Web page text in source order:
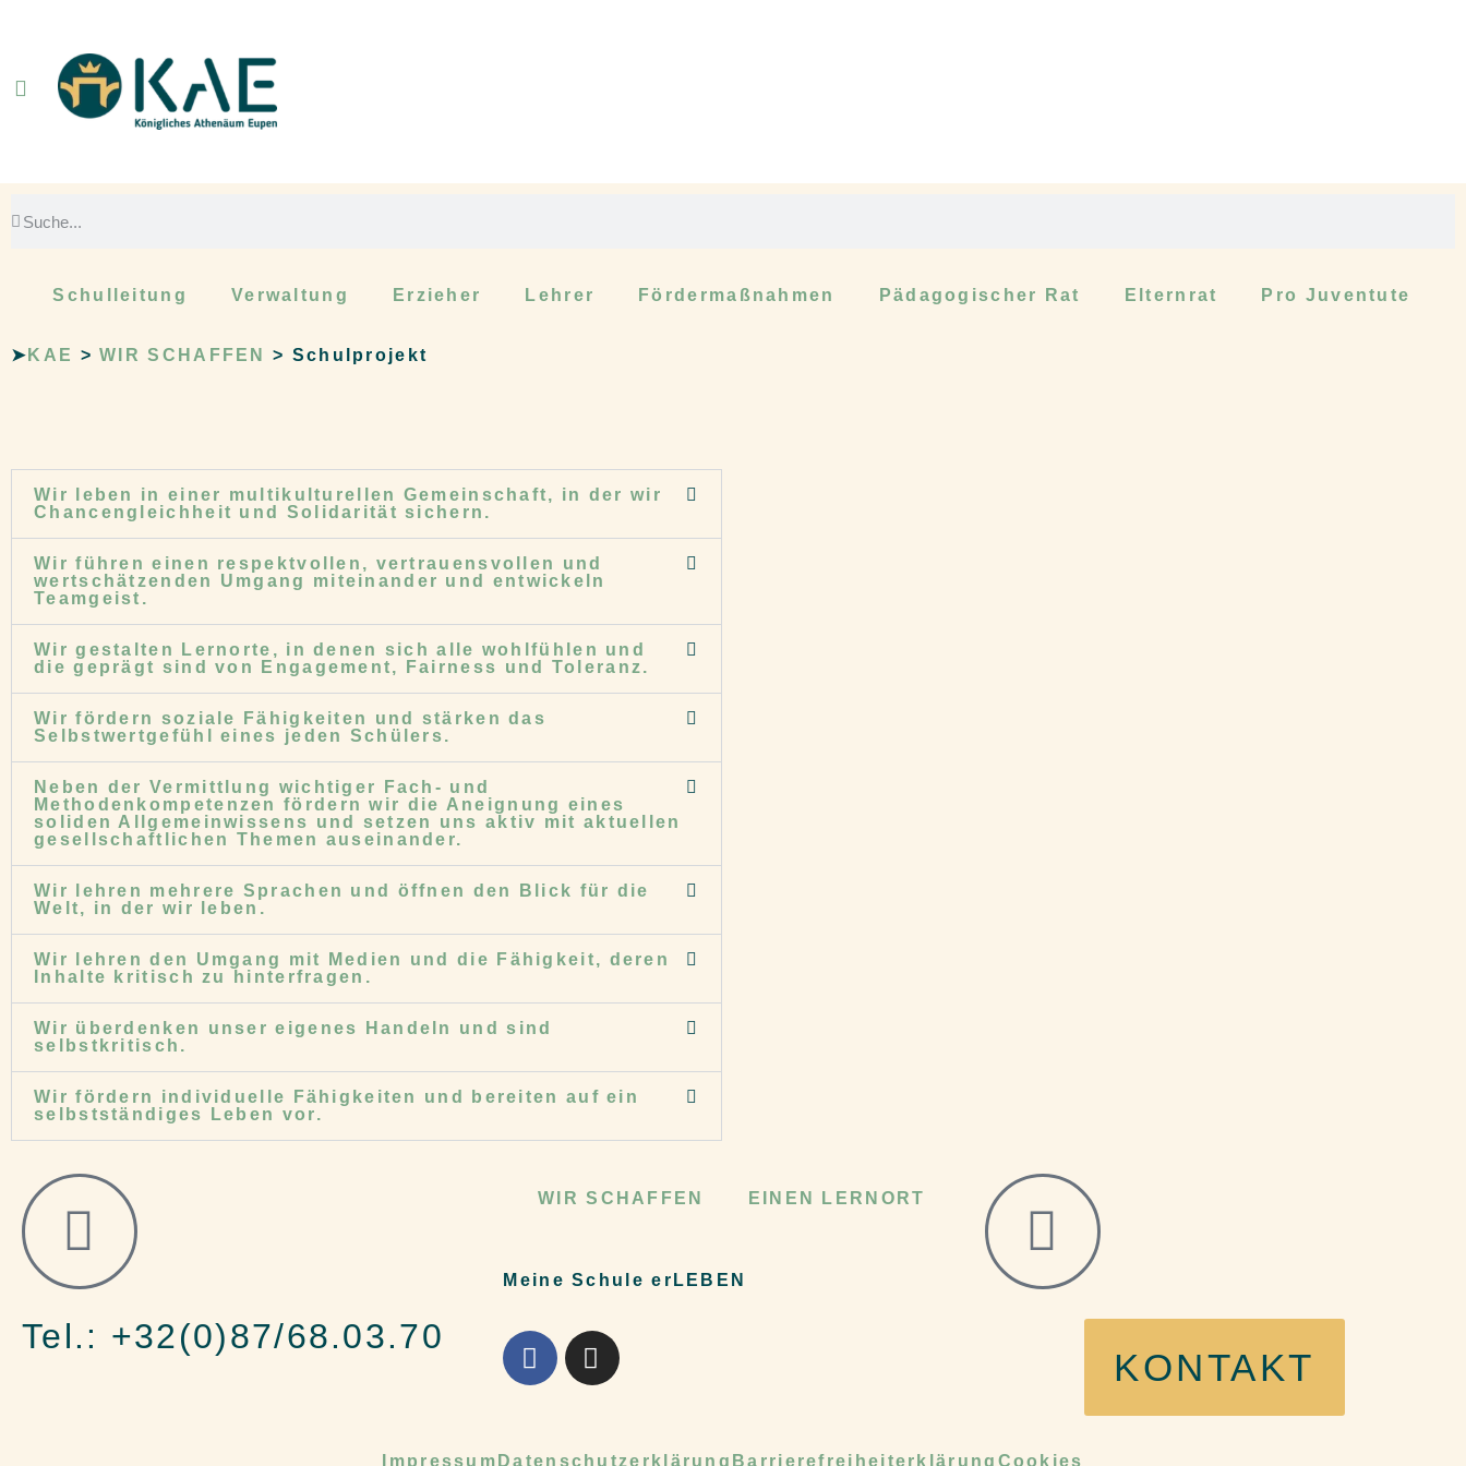
Schulleitung Verwaltung Erzieher Lehrer Fördermaßnahmen Pädagogischer Rat Elternrat Pro Juventute
➤ KAE >WIR SCHAFFEN > Schulprojekt
Wir leben in einer multikulturellen Gemeinschaft, in der wir
Chancengleichheit und Solidarität sichern.
Wir führen einen respektvollen, vertrauensvollen und
wertschätzenden Umgang miteinander und entwickeln
Teamgeist.
Wir gestalten Lernorte, in denen sich alle wohlfühlen und
die geprägt sind von Engagement, Fairness und Toleranz.
Wir fördern soziale Fähigkeiten und stärken das
Selbstwertgefühl eines jeden Schülers.
Neben der Vermittlung wichtiger Fach- und
Methodenkompetenzen fördern wir die Aneignung eines
soliden Allgemeinwissens und setzen uns aktiv mit aktuellen
gesellschaftlichen Themen auseinander.
Wir lehren mehrere Sprachen und öffnen den Blick für die
Welt, in der wir leben.
Wir lehren den Umgang mit Medien und die Fähigkeit, deren
Inhalte kritisch zu hinterfragen.
Wir überdenken unser eigenes Handeln und sind
selbstkritisch.
Wir fördern individuelle Fähigkeiten und bereiten auf ein
selbstständiges Leben vor.
Tel.: +32(0)87/68.03.70
WIR SCHAFFEN EINEN LERNORT
Meine Schule erLEBEN
KONTAKT
Impressum Datenschutzerklärung Barrierefreiheiterklärung Cookies